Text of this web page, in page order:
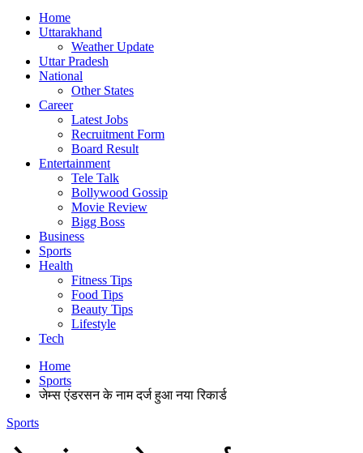
Home
Uttarakhand
Weather Update
Uttar Pradesh
National
Other States
Career
Latest Jobs
Recruitment Form
Board Result
Entertainment
Tele Talk
Bollywood Gossip
Movie Review
Bigg Boss
Business
Sports
Health
Fitness Tips
Food Tips
Beauty Tips
Lifestyle
Tech
Home
Sports
जेम्स एंडरसन के नाम दर्ज हुआ नया रिकार्ड
Sports